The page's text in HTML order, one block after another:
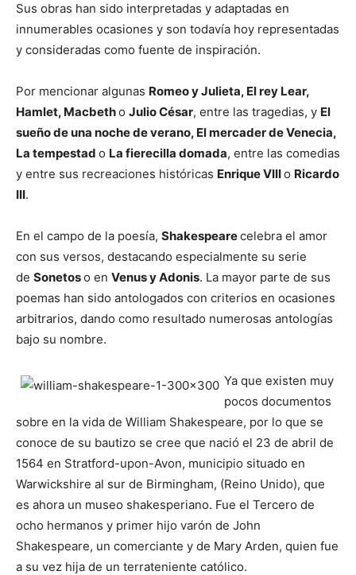
Sus obras han sido interpretadas y adaptadas en
innumerables ocasiones y son todavía hoy representadas
y consideradas como fuente de inspiración.
Por mencionar algunas Romeo y Julieta, El rey Lear,
Hamlet, Macbetho Julio César, entre las tragedias, y El
sueño de una noche de verano, El mercader de Venecia,
La tempestad o La fierecilla domada, entre las comedias
y entre sus recreaciones históricas Enrique VIIIo Ricardo
III.
En el campo de la poesía, Shakespearecelebra el amor
con sus versos, destacando especialmente su serie
de Sonetoso en Venus y Adonis. La mayor parte de sus
poemas han sido antologados con criterios en ocasiones
arbitrarios, dando como resultado numerosas antologías
bajo su nombre.
Ya que existen muy
pocos documentos
sobre en la vida de William Shakespeare, por lo que se
conoce de su bautizo se cree que nació el 23 de abril de
1564 en Stratford-upon-Avon, municipio situado en
Warwickshire al sur de Birmingham, (Reino Unido), que
es ahora un museo shakesperiano. Fue el Tercero de
ocho hermanos y primer hijo varón de John
Shakespeare, un comerciante y de Mary Arden, quien fue
a su vez hija de un terrateniente católico.